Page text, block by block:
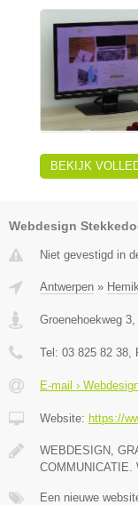
BEKIJK
Webdesign
Niet gevestigd in
Antwerpen »
Groenehoekweg 3
Tel: 03 825 82 38
E-mail ›
Website: https://
WEBDESIGN,
COMMUNICATIE.
Een nieuwe